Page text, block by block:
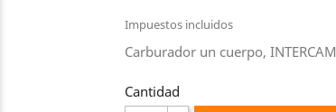
Impuestos incluidos
Carburador un cuerpo,
Cantidad